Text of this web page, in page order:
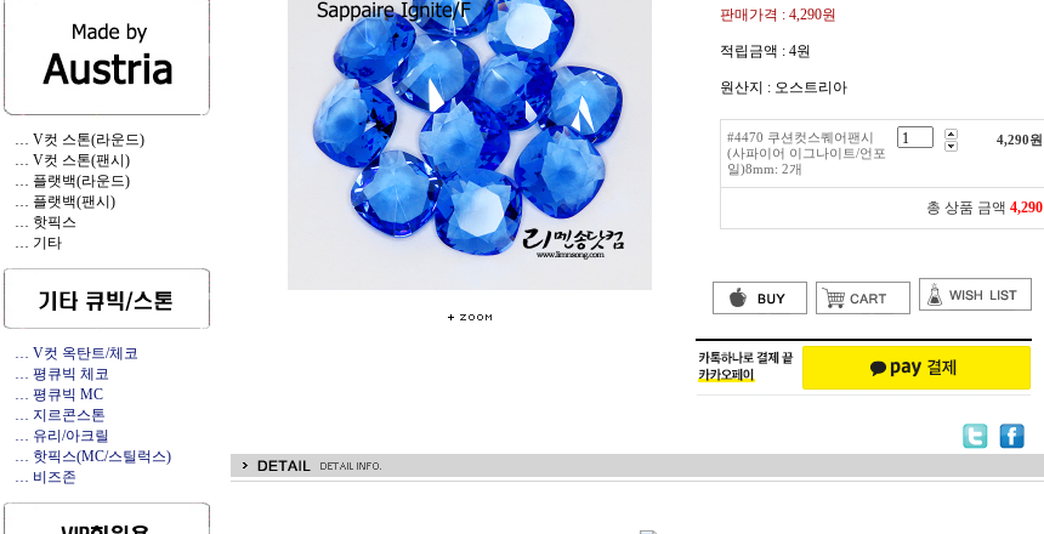
… V컷 스톤(라운드)
… V컷 스톤(팬시)
… 플랫백(라운드)
… 플랫백(팬시)
… 핫픽스
… 기타
… V컷 옥탄트/체코
… 평큐빅 체코
… 평큐빅 MC
… 지르콘스톤
… 유리/아크릴
… 핫픽스(MC/스틸럭스)
… 비즈존
판매가격 : 4,290원
적립금액 : 4원
원산지 : 오스트리아
#4470 쿠션컷스퀘어팬시
(사파이어 이그나이트/언포
일)8mm: 2개
4,290원
총 상품 금액 4,290